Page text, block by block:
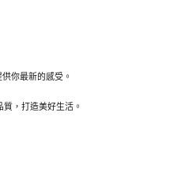
你最新的感受。
，打造美好生活。